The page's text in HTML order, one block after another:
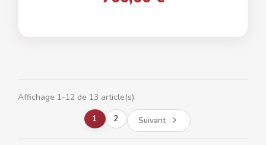
Affichage 1-12 de 13 article(s)
1
2 Suivant 